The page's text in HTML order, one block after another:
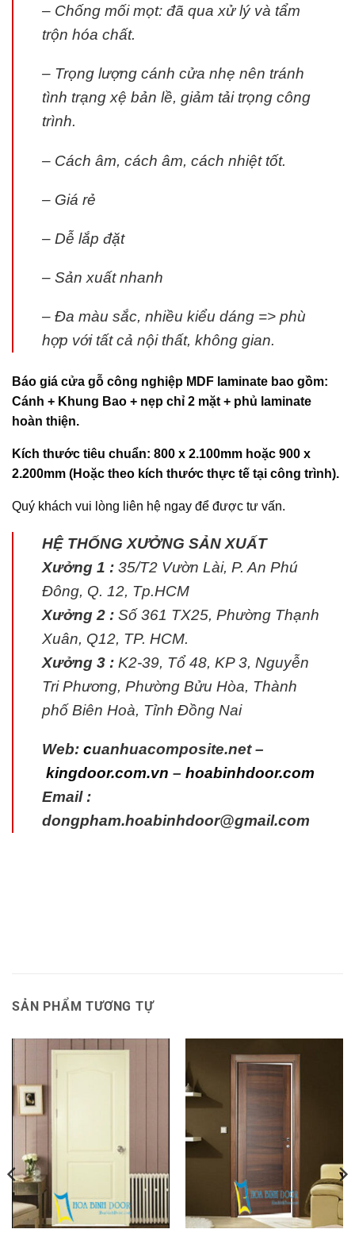
– Chống mối mọt: đã qua xử lý và tẩm
trộn hóa chất.
– Trọng lượng cánh cửa nhẹ nên tránh
tình trạng xệ bản lề, giảm tải trọng công
trình.
– Cách âm, cách âm, cách nhiệt tốt.
– Giá rẻ
– Dễ lắp đặt
– Sản xuất nhanh
– Đa màu sắc, nhiều kiểu dáng => phù
hợp với tất cả nội thất, không gian.
Báo giá cửa gỗ công nghiệp MDF laminate bao gồm:
Cánh + Khung Bao + nẹp chỉ 2 mặt + phủ laminate
hoàn thiện.
Kích thước tiêu chuẩn: 800 x 2.100mm hoặc 900 x
2.200mm (Hoặc theo kích thước thực tế tại công trình).
Quý khách vui lòng liên hệ ngay để được tư vấn.
HỆ THỐNG XƯỞNG SẢN XUẤT
Xưởng 1 : 35/T2 Vườn Lài, P. An Phú
Đông, Q. 12, Tp.HCM
Xưởng 2 : Số 361 TX25, Phường Thạnh
Xuân, Q12, TP. HCM.
Xưởng 3 : K2-39, Tổ 48, KP 3, Nguyễn
Tri Phương, Phường Bửu Hòa, Thành
phố Biên Hoà, Tỉnh Đồng Nai
Web: cuanhuacomposite.net–
kingdoor.com.vn – hoabinhdoor.com
Email :
dongpham.hoabinhdoor@gmail.com
SẢN PHẨM TƯƠNG TỰ